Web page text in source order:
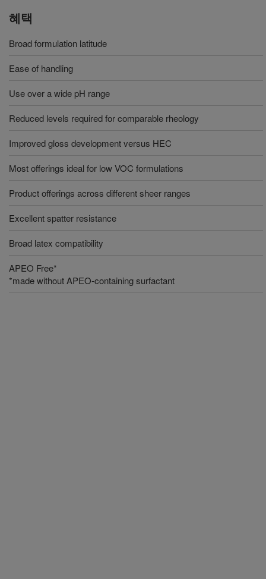
혜택
Broad formulation latitude
Ease of handling
Use over a wide pH range
Reduced levels required for comparable rheology
Improved gloss development versus HEC
Most offerings ideal for low VOC formulations
Product offerings across different sheer ranges
Excellent spatter resistance
Broad latex compatibility
APEO Free*
*made without APEO-containing surfactant